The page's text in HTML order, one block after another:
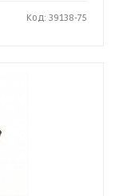
Код: 39138-75